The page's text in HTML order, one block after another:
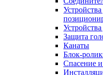
Защита
Канаты
Блок-
Спасение